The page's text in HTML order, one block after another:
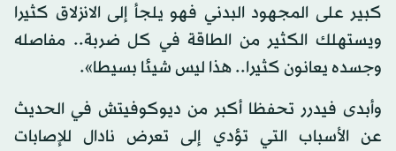
كبير على المجهود البدني فهو يلجأ إلى الانزلاق كثيرا
ويستهلك الكثير من الطاقة في كل ضربة.. مفاصله
وجسده يعانون كثيرا.. هذا ليس شيئا بسيطا».
وأبدى فيدرر تحفظا أكبر من ديوكوفيتش في الحديث
عن الأسباب التي تؤدي إلى تعرض نادال للإصابات